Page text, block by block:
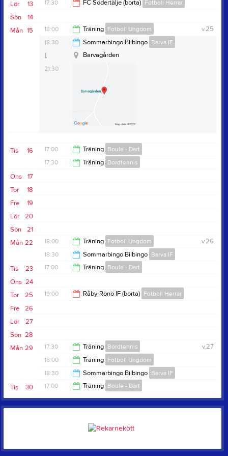
13
Lör 17:30 FC Södertälje (borta) Fotboll Herrar
18:30
14
Sön
15
Mån v.25
18:00 Träning Fotboll Ungdom
20:00
Pilängen IP Barva
Anteckning:Kom och ha kul med fotboll, andra bollar,
dans, m.m köp fika alla åldrar välkomna
18:30 Sommarbingo Bilbingo Barva IF
21:30
Barvagården
16
Tis 17:00 Träning Boule - Dart
17:30 Träning Bordtennis
17
Ons
18
Tor
19
Fre
20
Lör
21
Sön
22
Mån v.26
18:00 Träning Fotboll Ungdom
20:00
18:30 Sommarbingo Bilbingo Barva IF
23
Tis 17:00 Träning Boule - Dart
18:30
24
Ons
25
Tor 19:00 Råby-Rönö IF (borta) Fotboll Herrar
26
Fre
27
Lör
28
Sön
29
Mån v.27
17:30 Träning Bordtennis
19:00
18:00 Träning Fotboll Ungdom
20:00
18:30 Sommarbingo Bilbingo Barva IF
21:30
30
Tis 17:00 Träning Boule - Dart
18:30